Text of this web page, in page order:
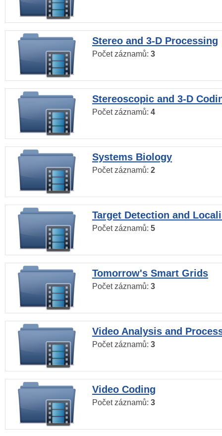
Stereo and 3-D Processing
Počet záznamů: 3
Stereoscopic and 3-D
Počet záznamů: 4
Systems Biology
Počet záznamů: 2
Target Detection and
Počet záznamů: 5
Tomorrow's Smart Grids
Počet záznamů: 3
Video Analysis and
Počet záznamů: 3
Video Coding
Počet záznamů: 3